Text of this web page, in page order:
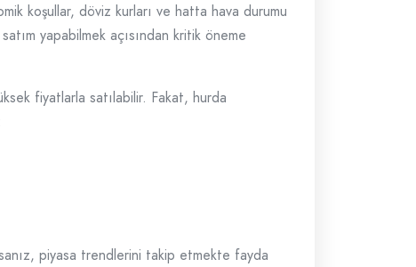
koşullar, döviz kurları ve hatta hava durumu
yapabilmek açısından kritik öneme
fiyatlarla satılabilir. Fakat, hurda
piyasa trendlerini takip etmekte fayda